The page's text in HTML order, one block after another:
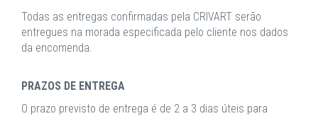
Todas as entregas confirmadas pela CRIVART serão
entregues na morada especificada pelo cliente nos dados
da encomenda.
PRAZOS DE ENTREGA
O prazo previsto de entrega é de 2 a 3 dias úteis para